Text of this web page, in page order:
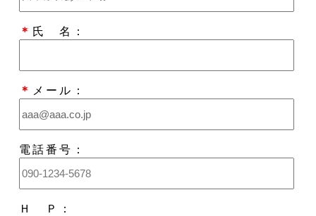
＊ 氏 名：
＊ メール：
電話番号：
Ｈ Ｐ：